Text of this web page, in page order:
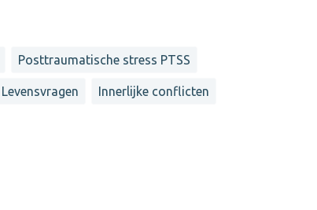
Posttraumatische stress PTSS
Levensvragen Innerlijke conflicten